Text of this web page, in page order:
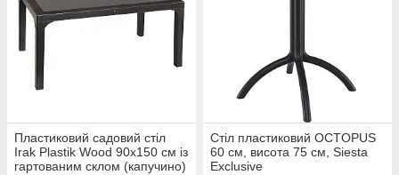
Пластиковий садовий стіл
Irak Plastik Wood 90х150 см із
гартованим склом (капучино)
Стіл пластиковий OCTOPUS
60 см, висота 75 см, Siesta
Exclusive